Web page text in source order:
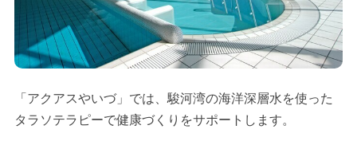
「アクアスやいづ」では、駿河湾の海洋深層水を使った
タラソテラピーで健康づくりをサポートします。